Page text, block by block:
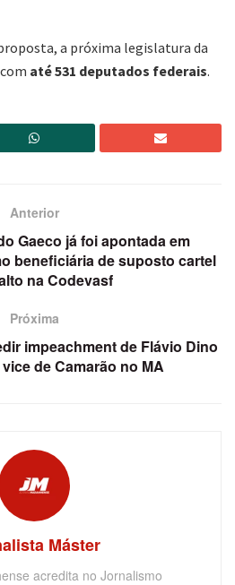
a próxima legislatura da
até 531 deputados federais.
Anterior
Gaeco já foi apontada em
beneficiária de suposto cartel
na Codevasf
Próxima
impeachment de Flávio Dino
de Camarão no MA
Máster
acredita no Jornalismo